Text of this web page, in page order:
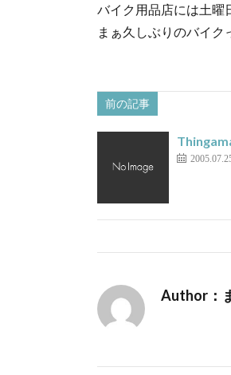
バイク用品店には土曜
まぁ久しぶりのバイ
前の記事
Author：